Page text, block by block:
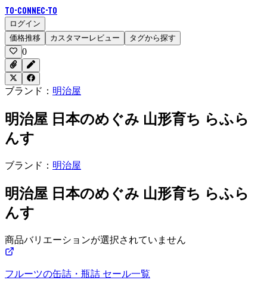
To-Connec-TO
ログイン
価格推移
カスタマーレビュー タグから探す
0
ブランド： 明治屋
明治屋 日本のめぐみ 山形育ち らふら
んす
ブランド： 明治屋
明治屋 日本のめぐみ 山形育ち らふら
んす
商品バリエーションが選択されていません
フルーツの缶詰・瓶詰 セール一覧